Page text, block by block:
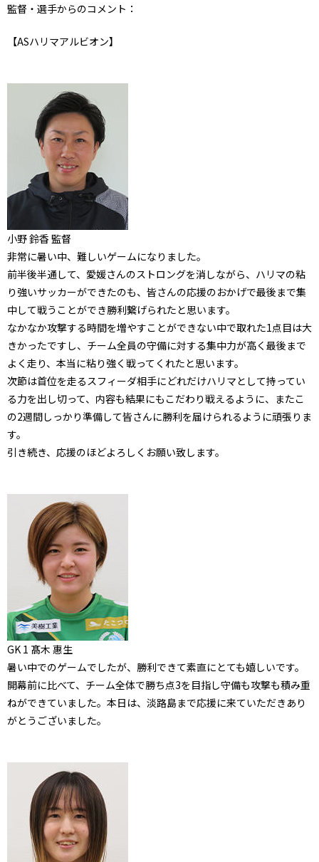
監督・選手からのコメント：
【ASハリマアルビオン】
小野 鈴香 監督
非常に暑い中、難しいゲームになりました。
前半後半通して、愛媛さんのストロングを消しながら、ハリマの粘
り強いサッカーができたのも、皆さんの応援のおかげで最後まで集
中して戦うことができ勝利繋げられたと思います。
なかなか攻撃する時間を増やすことができない中で取れた1点目は大
きかったですし、チーム全員の守備に対する集中力が高く最後まで
よく走り、本当に粘り強く戦ってくれたと思います。
次節は首位を走るスフィーダ相手にどれだけハリマとして持ってい
る力を出し切って、内容も結果にもこだわり戦えるように、またこ
の2週間しっかり準備して皆さんに勝利を届けられるように頑張りま
す。
引き続き、応援のほどよろしくお願い致します。
GK 1 髙木 惠生
暑い中でのゲームでしたが、勝利できて素直にとても嬉しいです。
開幕前に比べて、チーム全体で勝ち点3を目指し守備も攻撃も積み重
ねができていました。本日は、淡路島まで応援に来ていただきあり
がとうございました。